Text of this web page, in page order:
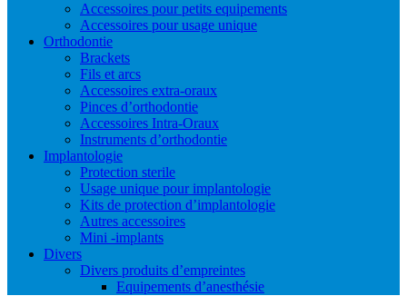
Accessoires pour petits equipements
Accessoires pour usage unique
Orthodontie
Brackets
Fils et arcs
Accessoires extra-oraux
Pinces d’orthodontie
Accessoires Intra-Oraux
Instruments d’orthodontie
Implantologie
Protection sterile
Usage unique pour implantologie
Kits de protection d’implantologie
Autres accessoires
Mini -implants
Divers
Divers produits d’empreintes
Equipements d’anesthésie